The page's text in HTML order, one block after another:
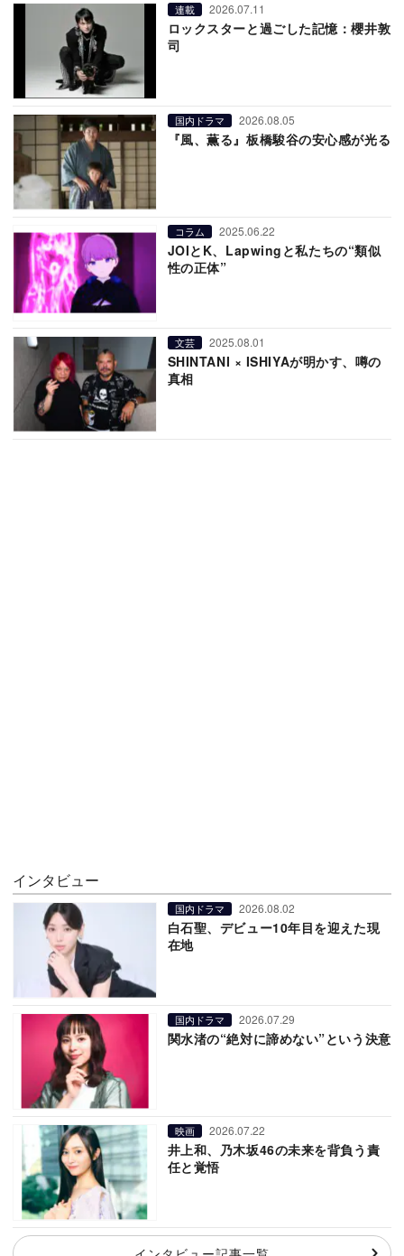
連載 2026.07.11
ロックスターと過ごした記憶：櫻井敦
司
国内ドラマ 2026.08.05
『風、薫る』板橋駿谷の安心感が光る
コラム 2025.06.22
JOIとK、Lapwingと私たちの“類似
性の正体”
文芸 2025.08.01
SHINTANI × ISHIYAが明かす、噂の
真相
インタビュー
国内ドラマ 2026.08.02
白石聖、デビュー10年目を迎えた現
在地
国内ドラマ 2026.07.29
関水渚の“絶対に諦めない”という決意
映画 2026.07.22
井上和、乃木坂46の未来を背負う責
任と覚悟